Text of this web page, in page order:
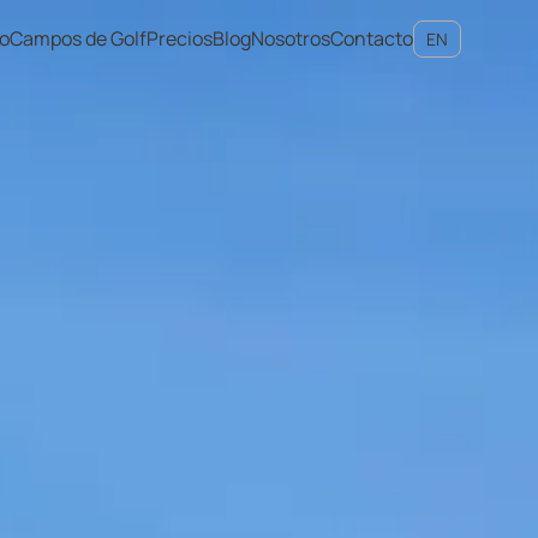
Campos de GolfPreciosBlogNosotrosContacto EN